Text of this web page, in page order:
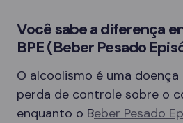
Você sabe a diferença
BPE (Beber Pesado
O alcoolismo é uma
perda de controle sobre o
enquanto o Beber Pesado